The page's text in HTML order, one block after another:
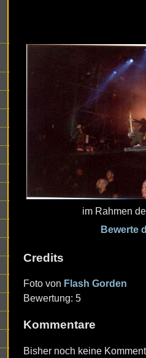
im Rahmen
Bewerte
Credits
Foto von Flash Gorden
Bewertung: 5
Kommentare
Bisher noch keine